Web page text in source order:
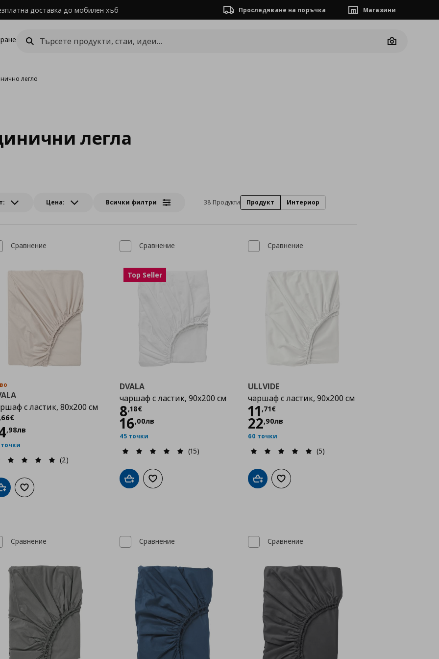
доставка до мобилен хъб Проследяване на поръчка Магазини
Camera
легло
легла
Цена: Всички филтри 38 Продукти Продукт Интериор
Сравнение
с ластик, 80x200 см
,66€
,98лв
(2)
Добави в кошницата
Добави към списъка с любими
Сравнение
Top Seller
DVALA
чаршаф с ластик, 90x200 см
8,18€
Цена
16,00лв
45 точки
(15)
Добави в кошницата
Добави към списъка с любими
Сравнение
ULLVIDE
чаршаф с ластик, 90x200 см
11,71€
Цена
22,90лв
60 точки
(5)
Добави в кошницата
Добави към списъка с любими
Сравнение Сравнение Сравнение